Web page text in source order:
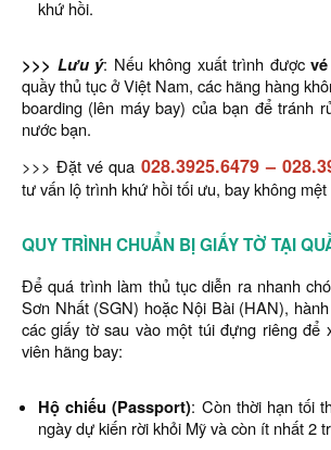
khứ hồi.
>>> Lưu ý: Nếu không xuất trình được
quầy thủ tục ở Việt Nam, các hãng hàng
boarding (lên máy bay) của bạn để tránh
nước bạn.
>>> Đặt vé qua 028.3925.6479–
tư vấn lộ trình khứ hồi tối ưu, bay không
QUY TRÌNH CHUẨN BỊ GIẤY TỜ TẠI
Để quá trình làm thủ tục diễn ra nhanh
Sơn Nhất (SGN) hoặc Nội Bài (HAN),
các giấy tờ sau vào một túi đựng riêng để
viên hãng bay:
Hộ chiếu (Passport): Còn thời hạn tối
ngày dự kiến rời khỏi Mỹ và còn ít nhất 2